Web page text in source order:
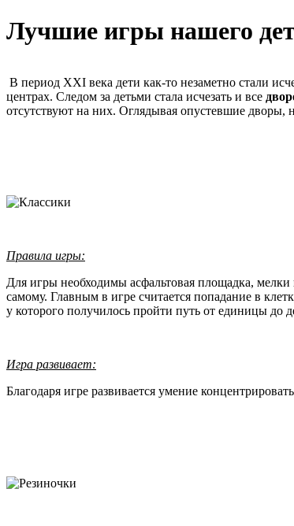
Лучшие игры нашего
В период XXI века дети как-то незаметно стали
центрах. Следом за детьми стала исчезать и все
отсутствуют на них. Оглядывая опустевшие
Правила игры:
Для игры необходимы асфальтовая площадка,
самому. Главным в игре считается попадание в
у которого получилось пройти путь от единицы до
Игра развивает:
Благодаря игре развивается умение